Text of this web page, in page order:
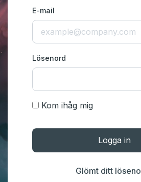
E-mail
Lösenord
Kom ihåg mig
Logga in
Glömt ditt